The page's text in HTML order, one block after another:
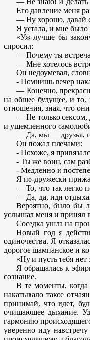
— Не знаю! И делать
Его давление меня
— Ну хорошо, давай
Я устала, и мне было
«Уж лучше бы
спросил:
— Почему ты
— Мне хотелось
Он недоумевал,
- Помнишь вечер
— Конечно,
на общее будущее, и то,
отношения, зная, что
— Не только сексом,
и ущемленного
— Да, мы — друзья, и
Он пожал плечами:
- Похоже, я
- Ты же воин, сам
- Медленно и
Я по-дружески
— То, что так легко
— Да, да, иди
Вероятно, было бы
услышал меня и принял
Соседка ушла на
Новый год я
одиночества. Я
дорогое шампанское и
«Ну и пусть тебя
Я обращалась к
сознание.
В те моменты, когда
накатывало такое
принимай, что идет,
очищающее дыхание.
гармонию
уверенно иду